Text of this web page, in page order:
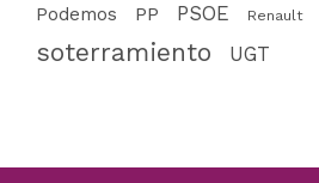
Podemos
PP PSOE Renault
soterramiento UGT